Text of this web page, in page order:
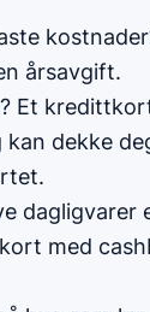
årsavgift.
Et
kan dekke
dagligvarer
med